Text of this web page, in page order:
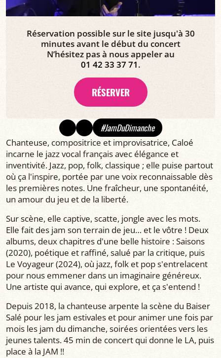
Réservation possible sur le site jusqu'à 30
minutes avant le début du concert
N’hésitez pas à nous appeler au
01 42 33 37 71.
RÉSERVER
#JamDuDimanche
Chanteuse, compositrice et improvisatrice, Caloé
incarne le jazz vocal français avec élégance et
inventivité. Jazz, pop, folk, classique ; elle puise partout
où ça l'inspire, portée par une voix reconnaissable dès
les premières notes. Une fraîcheur, une spontanéité,
un amour du jeu et de la liberté.
Sur scène, elle captive, scatte, jongle avec les mots.
Elle fait des jam son terrain de jeu… et le vôtre ! Deux
albums, deux chapitres d'une belle histoire : Saisons
(2020), poétique et raffiné, salué par la critique, puis
Le Voyageur (2024), où jazz, folk et pop s'entrelacent
pour nous emmener dans un imaginaire généreux.
Une artiste qui avance, qui explore, et ça s'entend !
Depuis 2018, la chanteuse arpente la scène du Baiser
Salé pour les jam estivales et pour animer une fois par
mois les jam du dimanche, soirées orientées vers les
jeunes talents. 45 min de concert qui donne le LA, puis
place à la JAM !!